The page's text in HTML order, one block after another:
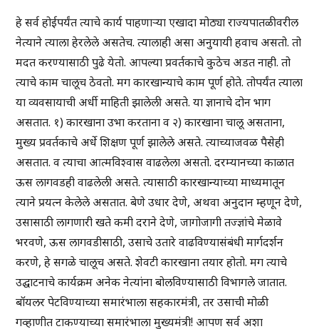
हे सर्व होईपर्यंत त्याचे कार्य पाहणाऱ्या एखादा मोठ्या राज्यपातळीवरील
नेत्याने त्याला हेरलेले असतेच. त्यालाही असा अनुयायी हवाच असतो. तो
मदत करण्यासाठी पुढे येतो. आपल्या प्रवर्तकाचे कुठेच अडत नाही. तो
त्याचे काम चालूच ठेवतो. मग कारखान्याचे काम पूर्ण होते. तोपर्यंत त्याला
या व्यवसायाची अर्धी माहिती झालेली असते. या ज्ञानाचे दोन भाग
असतात. १) कारखाना उभा करताना व २) कारखाना चालू असताना,
मुख्य प्रवर्तकाचे अर्धे शिक्षण पूर्ण झालेले असते. त्याच्याजवळ पैसेही
असतात. व त्याचा आत्मविश्वास वाढलेला असतो. दरम्यानच्या काळात
ऊस लागवडही वाढलेली असते. त्यासाठी कारखान्याच्या माध्यमातून
त्याने प्रयत्न केलेले असतात. बेणे उधार देणे, अथवा अनुदान म्हणून देणे,
उसासाठी लागणारी खते कमी दराने देणे, जागोजागी तज्ज्ञांचे मेळावे
भरवणे, ऊस लागवडीसाठी, उसाचे उतारे वाढविण्यासंबंधी मार्गदर्शन
करणे, हे सगळे चालूच असते. शेवटी कारखाना तयार होतो. मग त्याचे
उद्घाटनाचे कार्यक्रम अनेक नेत्यांना बोलविण्यासाठी विभागले जातात.
बॉयलर पेटविण्याच्या समारंभाला सहकारमंत्री, तर उसाची मोळी
गव्हाणीत टाकण्याच्या समारंभाला मुख्यमंत्री! आपण सर्व अशा